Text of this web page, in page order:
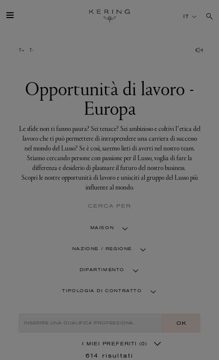
lavoro
SOSTENIBILITÀ
FINANCE
MEDIA
IT
Opportunità di lavoro -
Europa
Le sfide non ti fanno paura? Sei tenace? Sei ambizioso e coltivi l’etica del
lavoro che ti può permettere di intraprendere una carriera di successo
nel mondo del Lusso? Se è così, saremo lieti di averti nel nostro team.
Stiamo cercando persone con passione per il Lusso, voglia di fare la
differenza e desiderio di plasmare il futuro del nostro business.
Scopri le nostre opportunità di lavoro e unisciti al gruppo del Lusso più
influente al mondo.
CERCA PER
MAISON
NAZIONE / REGIONE
DIPARTIMENTO
TIPOLOGIA DI CONTRATTO
OK
I MIEI PREFERITI (0)
614 risultati